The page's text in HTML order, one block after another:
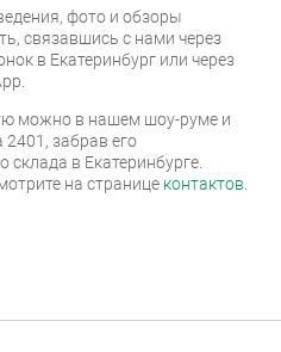
фото и обзоры
связавшись с нами через
в Екатеринбург или через
можно в нашем шоу-руме и
забрав его
в Екатеринбурге.
на странице контактов